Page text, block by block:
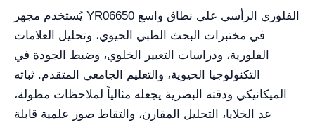
يُستخدم مجهر YR06650 الفلوري الرأسي على نطاق واسع
في مختبرات البحث الطبي الحيوي، وتحليل العلامات
الفلورية، ودراسات التعبير الخلوي، وضبط الجودة في
التكنولوجيا الحيوية، والتعليم الجامعي المتقدم. ثباته
الميكانيكي ودقته البصرية يجعله مثالياً لملاحظات مطولة،
عد الخلايا، التحليل المقارن، والتقاط صور علمية قابلة